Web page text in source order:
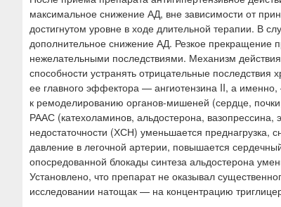
максимальное снижение АД, вне зависимости от
достигнутом уровне в ходе длительной терапии. В
дополнительное снижение АД. Резкое прекращение
нежелательными последствиями. Механизм
способности устранять отрицательные
ее главного эффектора — ангиотензина II, а
к ремоделированию органов-мишеней (сердце,
РААС (катехоламинов, альдостерона,
недостаточности (ХСН) уменьшается преднагрузка,
давление в легочной артерии, повышается
опосредованной блокады синтеза альдостерона
Установлено, что препарат не оказывал
исследовании натощак — на концентрацию